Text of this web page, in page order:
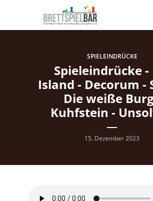
SPIELEINDRÜCKE
Spieleindrücke -
Island - Decorum -
Die weiße
Kuhfstein -
15. Dezember 2023